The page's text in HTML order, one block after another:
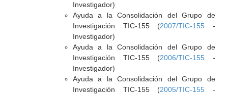
Investigador)
Ayuda a la Consolidación del Grupo de
Investigación TIC-155 (2007/TIC-155 -
Investigador)
Ayuda a la Consolidación del Grupo de
Investigación TIC-155 (2006/TIC-155 -
Investigador)
Ayuda a la Consolidación del Grupo de
Investigación TIC-155 (2005/TIC-155 -